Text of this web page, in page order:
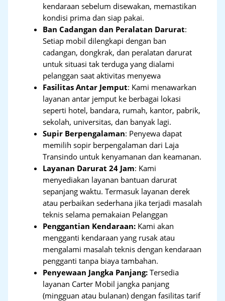
kendaraan sebelum disewakan, memastikan
kondisi prima dan siap pakai.
Ban Cadangan dan Peralatan Darurat:
Setiap mobil dilengkapi dengan ban
cadangan, dongkrak, dan peralatan darurat
untuk situasi tak terduga yang dialami
pelanggan saat aktivitas menyewa
Fasilitas Antar Jemput: Kami menawarkan
layanan antar jemput ke berbagai lokasi
seperti hotel, bandara, rumah, kantor, pabrik,
sekolah, universitas, dan banyak lagi.
Supir Berpengalaman: Penyewa dapat
memilih sopir berpengalaman dari Laja
Transindo untuk kenyamanan dan keamanan.
Layanan Darurat 24 Jam: Kami
menyediakan layanan bantuan darurat
sepanjang waktu. Termasuk layanan derek
atau perbaikan sederhana jika terjadi masalah
teknis selama pemakaian Pelanggan
Penggantian Kendaraan: Kami akan
mengganti kendaraan yang rusak atau
mengalami masalah teknis dengan kendaraan
pengganti tanpa biaya tambahan.
Penyewaan Jangka Panjang: Tersedia
layanan Carter Mobil jangka panjang
(mingguan atau bulanan) dengan fasilitas tarif